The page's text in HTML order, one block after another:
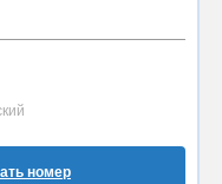
номер